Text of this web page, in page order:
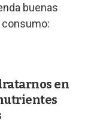
buenas
en